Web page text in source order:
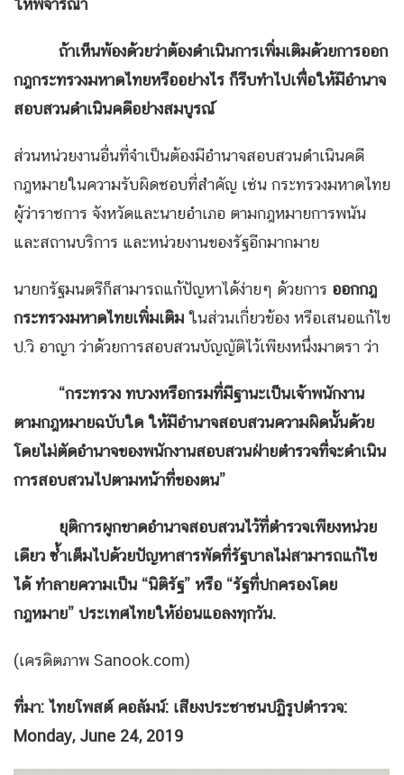
ให้พิจารณา
ถ้าเห็นพ้องด้วยว่าต้องดำเนินการเพิ่มเติมด้วยการออก
กฎกระทรวงมหาดไทยหรืออย่างไร ก็รีบทำไปเพื่อให้มีอำนาจ
สอบสวนดำเนินคดีอย่างสมบูรณ์
ส่วนหน่วยงานอื่นที่จำเป็นต้องมีอำนาจสอบสวนดำเนินคดี
กฎหมายในความรับผิดชอบที่สำคัญ เช่น กระทรวงมหาดไทย
ผู้ว่าราชการ จังหวัดและนายอำเภอ ตามกฎหมายการพนัน
และสถานบริการ และหน่วยงานของรัฐอีกมากมาย
นายกรัฐมนตรีก็สามารถแก้ปัญหาได้ง่ายๆ ด้วยการ ออกกฎ
กระทรวงมหาดไทยเพิ่มเติม ในส่วนเกี่ยวข้อง หรือเสนอแก้ไข
ป.วิ อาญา ว่าด้วยการสอบสวนบัญญัติไว้เพียงหนึ่งมาตรา ว่า
“กระทรวง ทบวงหรือกรมที่มีฐานะเป็นเจ้าพนักงาน
ตามกฎหมายฉบับใด ให้มีอำนาจสอบสวนความผิดนั้นด้วย
โดยไม่ตัดอำนาจของพนักงานสอบสวนฝ่ายตำรวจที่จะดำเนิน
การสอบสวนไปตามหน้าที่ของตน”
ยุติการผูกขาดอำนาจสอบสวนไว้ที่ตำรวจเพียงหน่วย
เดียว ซ้ำเต็มไปด้วยปัญหาสารพัดที่รัฐบาลไม่สามารถแก้ไข
ได้ ทำลายความเป็น “นิติรัฐ” หรือ “รัฐที่ปกครองโดย
กฎหมาย” ประเทศไทยให้อ่อนแอลงทุกวัน.
(เครดิตภาพ Sanook.com)
ที่มา: ไทยโพสต์ คอลัมน์: เสียงประชาชนปฏิรูปตำรวจ:
Monday, June 24, 2019